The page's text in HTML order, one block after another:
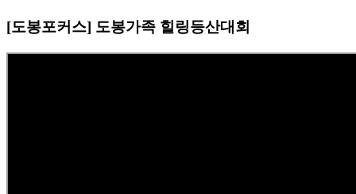
[도봉포커스] 도봉가족 힐링등산대회